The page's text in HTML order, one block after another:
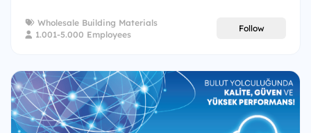
Wholesale Building Materials
1.001-5.000 Employees
Follow